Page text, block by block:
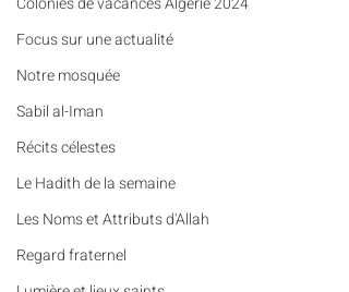
​​Focus sur une actualité
Notre mosquée
Sabil al-Iman
Récits célestes
Le Hadith de la semaine
Les Noms et Attributs d'Allah
Regard fraternel